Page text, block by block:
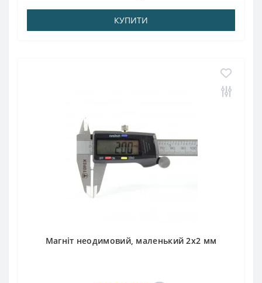
КУПИТИ
Магніт неодимовий, маленький 2х2 мм